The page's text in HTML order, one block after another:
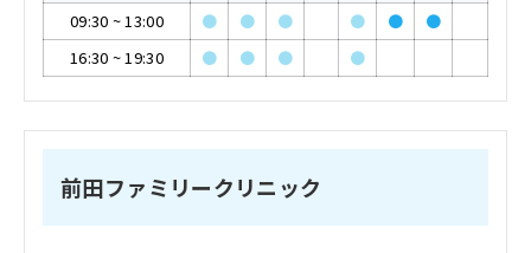
09:30 ~13:00 ● ● ● ● ●
●
16:30 ~19:30 ● ● ● ●
前田ファミリークリニック